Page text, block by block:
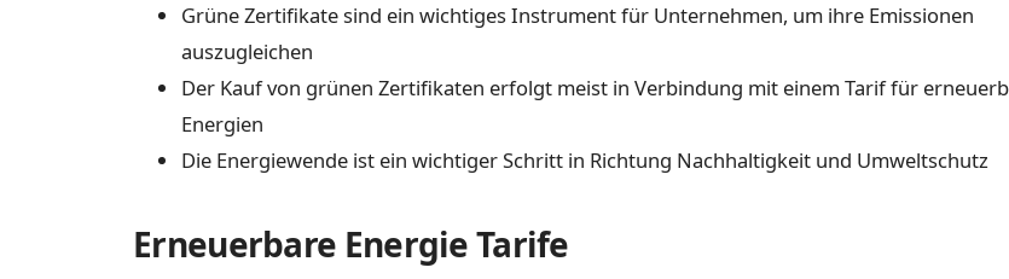
Grüne Zertifikate sind ein wichtiges Instrument für Unternehmen, um ihre Emissionen
auszugleichen
Der Kauf von grünen Zertifikaten erfolgt meist in Verbindung mit einem Tarif für
Energien
Die Energiewende ist ein wichtiger Schritt in Richtung Nachhaltigkeit und Umweltschutz
Erneuerbare Energie Tarife